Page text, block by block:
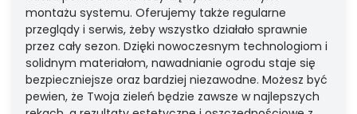
montażu systemu. Oferujemy także regularne
przeglądy i serwis, żeby wszystko działało sprawnie
przez cały sezon. Dzięki nowoczesnym technologiom i
solidnym materiałom, nawadnianie ogrodu staje się
bezpieczniejsze oraz bardziej niezawodne. Możesz być
pewien, że Twoja zieleń będzie zawsze w najlepszych